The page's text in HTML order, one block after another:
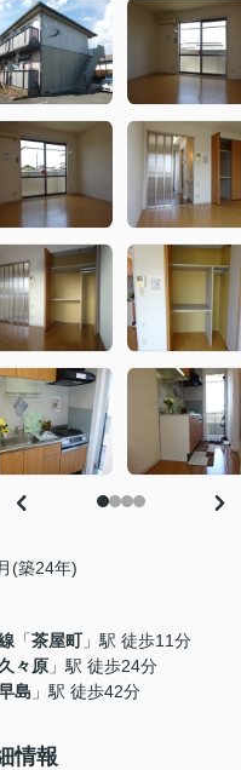
(築24年)
「茶屋町」駅 徒歩11分
々原 」駅 徒歩24分
島 」駅 徒歩42分
情報